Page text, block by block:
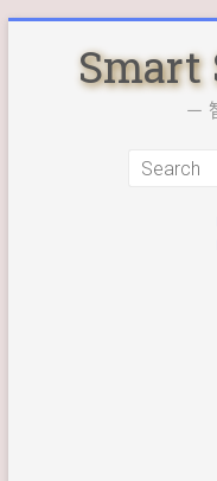
Smart
－ 智能伺